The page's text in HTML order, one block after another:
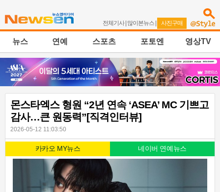
전체기사| 많이본뉴스 | 사진구매
뉴스 연예 스포츠 포토엔 영상TV
몬스타엑스 형원 “2년 연속 ‘ASEA’ MC 기쁘고
감사…큰 원동력”[직격인터뷰]
2026-05-12 11:03:50
카카오 MY뉴스 네이버 연예뉴스